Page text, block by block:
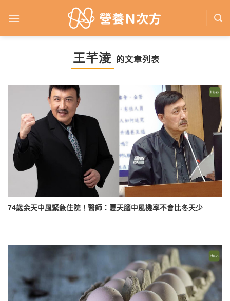
王芊淩 的文章列表
74歲余天中風緊急住院！醫師：夏天腦中風機率不會比冬天少